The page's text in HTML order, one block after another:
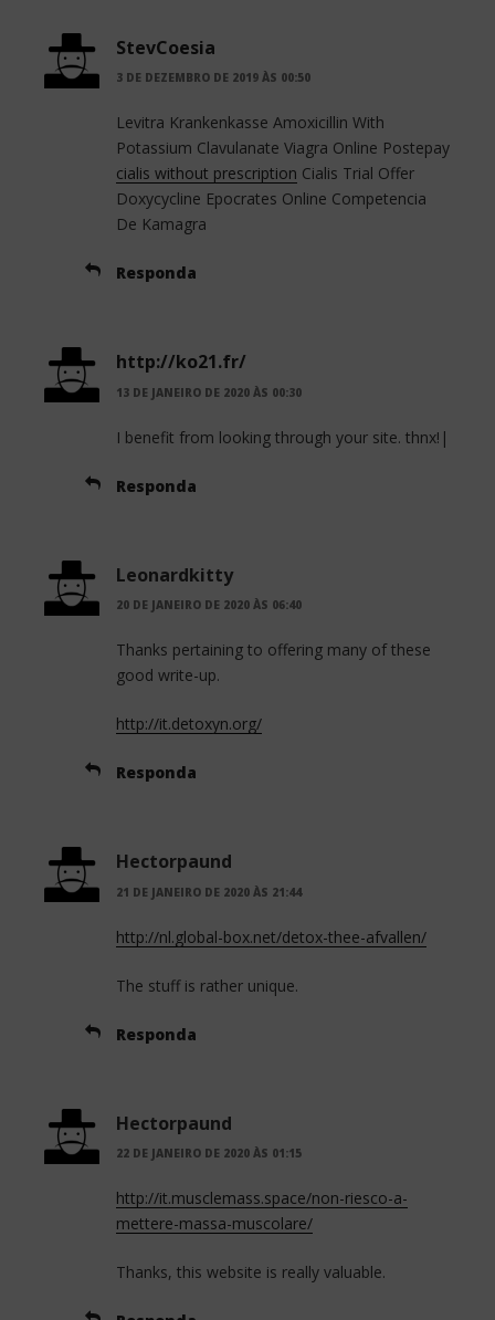
k
StevCoesia
3 DE DEZEMBRO DE 2019 ÀS 00:50
Levitra Krankenkasse Amoxicillin With
Potassium Clavulanate Viagra Online Postepay
cialis without prescription Cialis Trial Offer
Doxycycline Epocrates Online Competencia
De Kamagra
Responda
http://ko21.fr/
13 DE JANEIRO DE 2020 ÀS 00:30
I benefit from looking through your site. thnx!|
Responda
Leonardkitty
20 DE JANEIRO DE 2020 ÀS 06:40
Thanks pertaining to offering many of these
good write-up.
http://it.detoxyn.org/
Responda
Hectorpaund
21 DE JANEIRO DE 2020 ÀS 21:44
http://nl.global-box.net/detox-thee-afvallen/
The stuff is rather unique.
Responda
Hectorpaund
22 DE JANEIRO DE 2020 ÀS 01:15
http://it.musclemass.space/non-riesco-a-
mettere-massa-muscolare/
Thanks, this website is really valuable.